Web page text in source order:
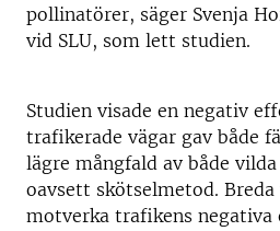
pollinatörer, säger Svenja
vid SLU, som lett studien.
Studien visade en negativ
trafikerade vägar gav både
lägre mångfald av både
oavsett skötselmetod.
motverka trafikens negativa